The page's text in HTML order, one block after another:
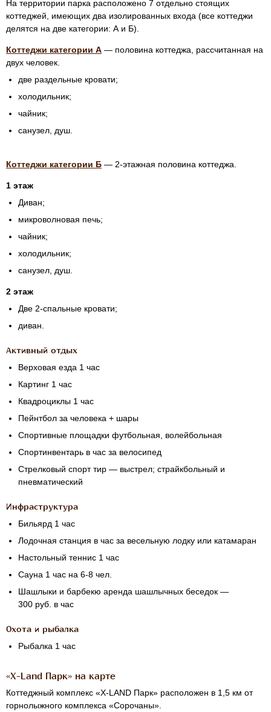
На территории парка расположено 7 отдельно стоящих
коттеджей, имеющих два изолированных входа (все коттеджи
делятся на две категории: А и Б).
Коттеджи категории А — половина коттеджа, рассчитанная на
двух человек.
две раздельные кровати;
холодильник;
чайник;
санузел, душ.
Коттеджи категории Б — 2-этажная половина коттеджа.
1 этаж
Диван;
микроволновая печь;
чайник;
холодильник;
санузел, душ.
2 этаж
Две 2-спальные кровати;
диван.
Активный отдых
Верховая езда 1 час
Картинг 1 час
Квадроциклы 1 час
Пейнтбол за человека + шары
Спортивные площадки футбольная, волейбольная
Спортинвентарь в час за велосипед
Стрелковый спорт тир — выстрел; cтрайкбольный и
пневматический
Инфраструктура
Бильярд 1 час
Лодочная станция в час за весельную лодку или катамаран
Настольный теннис 1 час
Сауна 1 час на 6-8 чел.
Шашлыки и барбекю аренда шашлычных беседок —
300 руб. в час
Охота и рыбалка
Рыбалка 1 час
«Х-Land Парк» на карте
Коттеджный комплекс «Х-LAND Парк» расположен в 1,5 км от
горнолыжного комплекса «Сорочаны».